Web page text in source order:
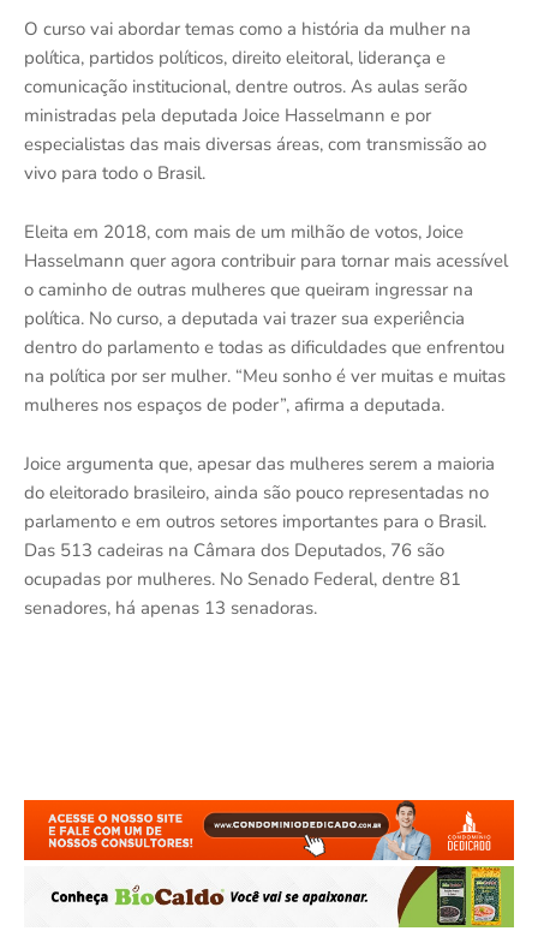
O curso vai abordar temas como a história da mulher na
política, partidos políticos, direito eleitoral, liderança e
comunicação institucional, dentre outros. As aulas serão
ministradas pela deputada Joice Hasselmann e por
especialistas das mais diversas áreas, com transmissão ao
vivo para todo o Brasil.
Eleita em 2018, com mais de um milhão de votos, Joice
Hasselmann quer agora contribuir para tornar mais acessível
o caminho de outras mulheres que queiram ingressar na
política. No curso, a deputada vai trazer sua experiência
dentro do parlamento e todas as dificuldades que enfrentou
na política por ser mulher. “Meu sonho é ver muitas e muitas
mulheres nos espaços de poder”, afirma a deputada.
Joice argumenta que, apesar das mulheres serem a maioria
do eleitorado brasileiro, ainda são pouco representadas no
parlamento e em outros setores importantes para o Brasil.
Das 513 cadeiras na Câmara dos Deputados, 76 são
ocupadas por mulheres. No Senado Federal, dentre 81
senadores, há apenas 13 senadoras.